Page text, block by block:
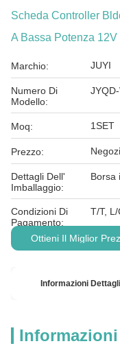
Scheda Controller
A Bassa Potenza
Marchio: JUYI
Numero Di
Modello:
Moq: 1SET
Prezzo:
Dettagli Dell'
Imballaggio:
Borsa
Condizioni Di
Pagamento:
T/T, L/
Ottieni Il Miglior
Informazioni